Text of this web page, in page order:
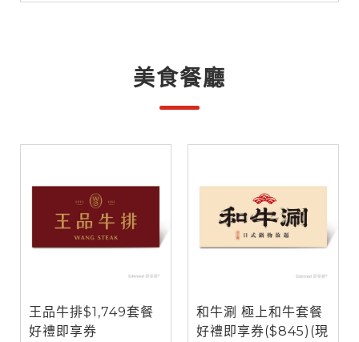
美食餐廳
王品牛排$1,749套餐
好禮即享券
和牛涮 極上和牛套餐
好禮即享券($845)(現